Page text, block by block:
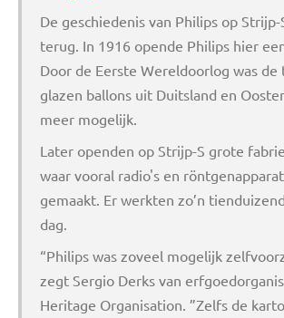
De geschiedenis van Philips op
terug. In 1916 opende Philips hier
Door de Eerste Wereldoorlog was de
glazen ballons uit Duitsland en
meer mogelijk.
Later openden op Strijp-S grote
waar vooral radio's en
gemaakt. Er werkten zo’n
dag.
“Philips was zoveel mogelijk
zegt Sergio Derks van
Heritage Organisation. ”Zelfs de